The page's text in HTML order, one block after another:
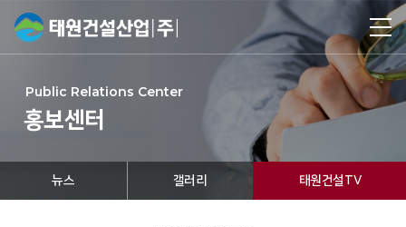
Public Relations Center
홍보센터
뉴스 갤러리 태원건설TV